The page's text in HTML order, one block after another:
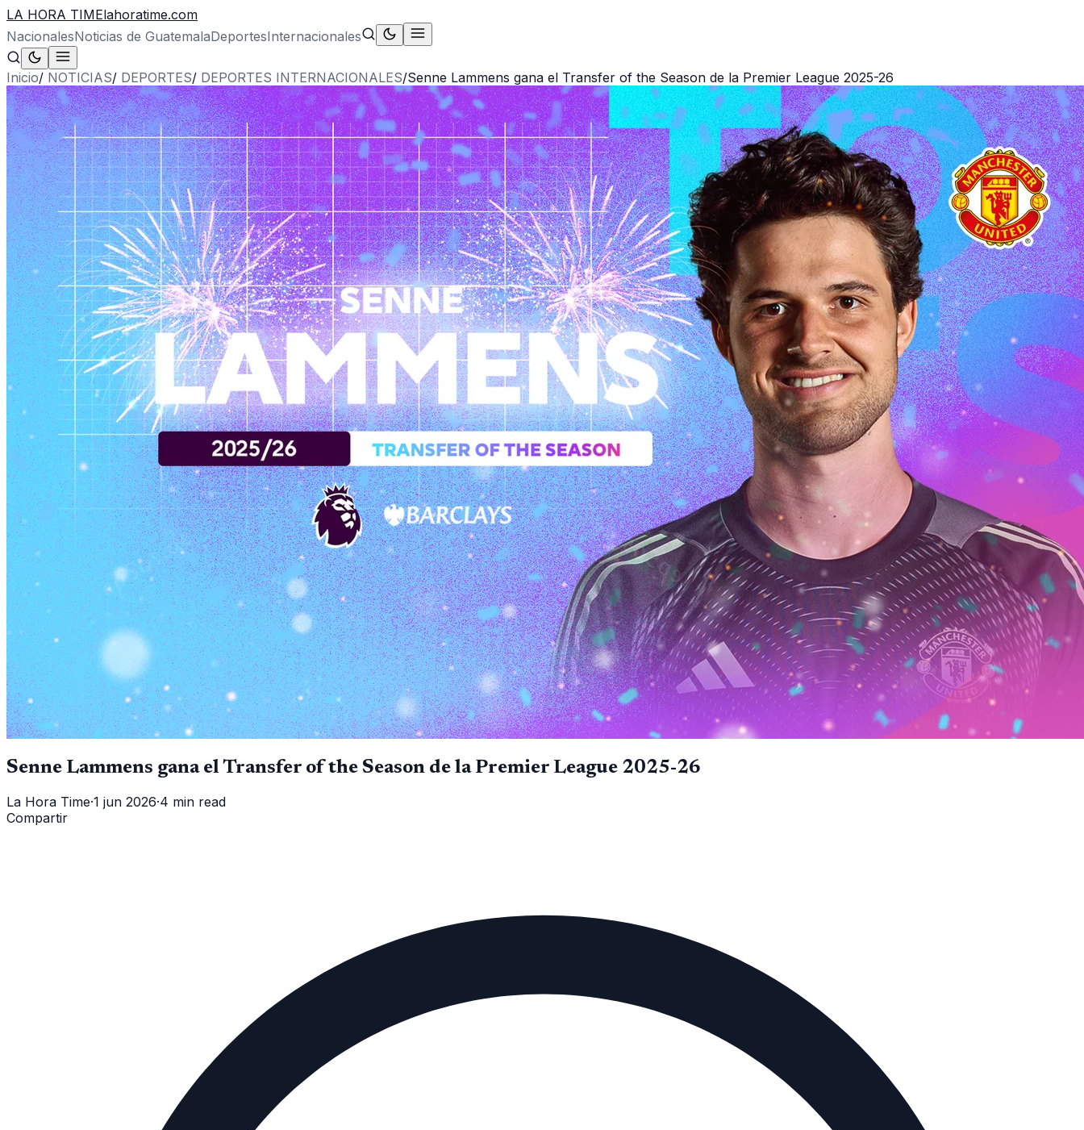
LA HORA TIMElahoratime.com
NacionalesNoticias de GuatemalaDeportesInternacionales
Inicio/ NOTICIAS/ DEPORTES/ DEPORTES INTERNACIONALES/Senne Lammens gana el Transfer of the Season de la Premier League 2025-26
Senne Lammens gana el Transfer of the Season de la Premier League 2025-26
La Hora Time·1 jun 2026·4 min read
Compartir